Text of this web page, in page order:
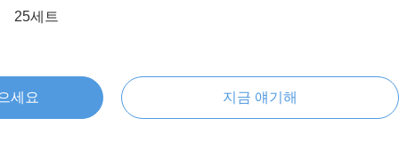
25세트
세요 지금 얘기해